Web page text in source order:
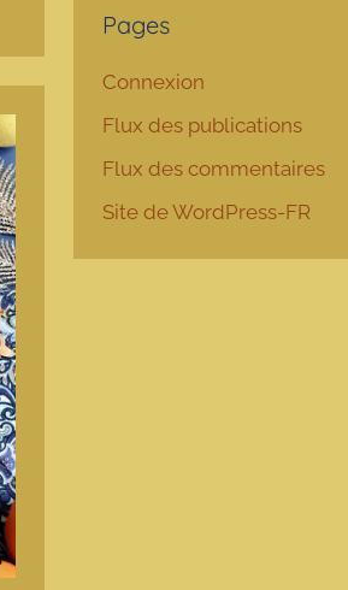
Pages
Connexion
Flux des publications
Flux des commentaires
Site de WordPress-FR